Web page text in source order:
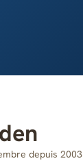
depuis 2003